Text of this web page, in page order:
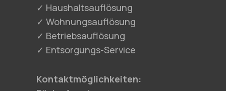
✓ Haushaltsauflösung
✓ Wohnungsauflösung
✓ Betriebsauflösung
✓ Entsorgungs-Service
Kontaktmöglichkeiten: